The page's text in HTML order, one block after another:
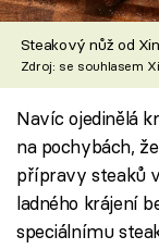
Steakový nůž od
Zdroj: se souhlasem
Navíc ojedinělá
na pochybách,
přípravy steaků
ladného krájení
speciálnímu